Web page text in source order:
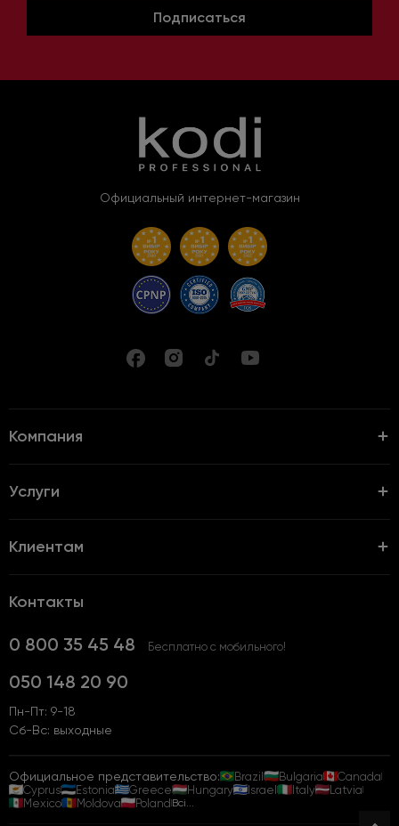
Подписаться
Официальный интернет-магазин
Компания
Услуги
Клиентам
Контакты
0 800 35 45 48 Бесплатно с мобильного!
050 148 20 90
Пн-Пт: 9-18
Сб-Вс: выходные
Официальное представительство: Brazil Bulgaria
Canada
Cyprus
Estonia Greece Hungary Israel Italy
Latvia
Mexico
Moldova PolandВсі...